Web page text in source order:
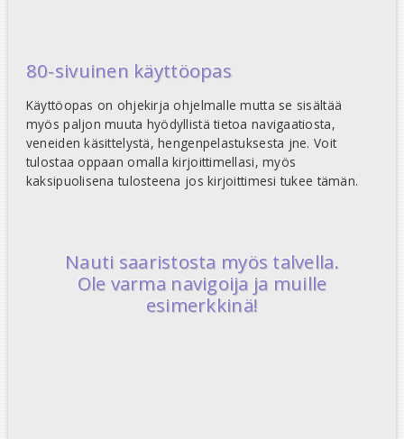
80-sivuinen käyttöopas
Käyttöopas on ohjekirja ohjelmalle mutta se sisältää
myös paljon muuta hyödyllistä tietoa navigaatiosta,
veneiden käsittelystä, hengenpelastuksesta jne. Voit
tulostaa oppaan omalla kirjoittimellasi, myös
kaksipuolisena tulosteena jos kirjoittimesi tukee tämän.
Nauti saaristosta myös talvella.
Ole varma navigoija ja muille
esimerkkinä!